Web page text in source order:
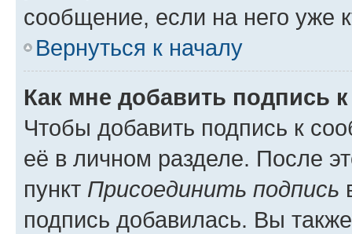
сообщение, если на него уже
Вернуться к началу
Как мне добавить подпись
Чтобы добавить подпись к
её в личном разделе. После
пункт Присоединить подпись
подпись добавилась. Вы